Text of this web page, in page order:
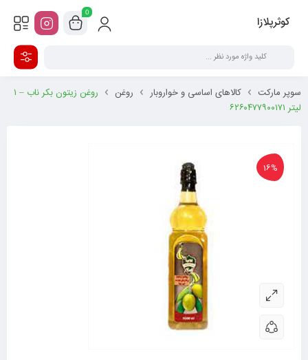
کوثرپلازا
0
سوپر مارکت کالاهای اساسی و خواروبار روغن
روغن زیتون بکر ناب – ۱
لیتر ۶۲۶۰۴۷۷۹۰۰۱۷۱
16%